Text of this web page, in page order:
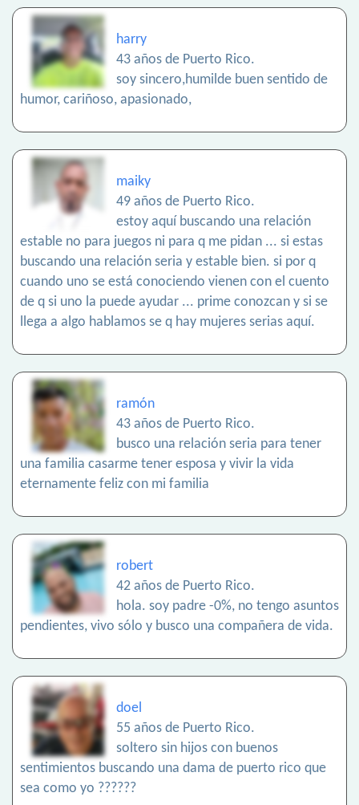
harry
43 años de Puerto Rico.
soy sincero,humilde buen sentido de
humor, cariñoso, apasionado,
maiky
49 años de Puerto Rico.
estoy aquí buscando una relación
estable no para juegos ni para q me pidan ... si estas
buscando una relación seria y estable bien. si por q
cuando uno se está conociendo vienen con el cuento
de q si uno la puede ayudar ... prime conozcan y si se
llega a algo hablamos se q hay mujeres serias aquí.
ramón
43 años de Puerto Rico.
busco una relación seria para tener
una familia casarme tener esposa y vivir la vida
eternamente feliz con mi familia
robert
42 años de Puerto Rico.
hola. soy padre -0%, no tengo asuntos
pendientes, vivo sólo y busco una compañera de vida.
doel
55 años de Puerto Rico.
soltero sin hijos con buenos
sentimientos buscando una dama de puerto rico que
sea como yo ??????